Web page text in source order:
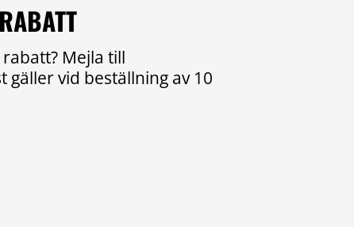
Mejla till
vid beställning av 10